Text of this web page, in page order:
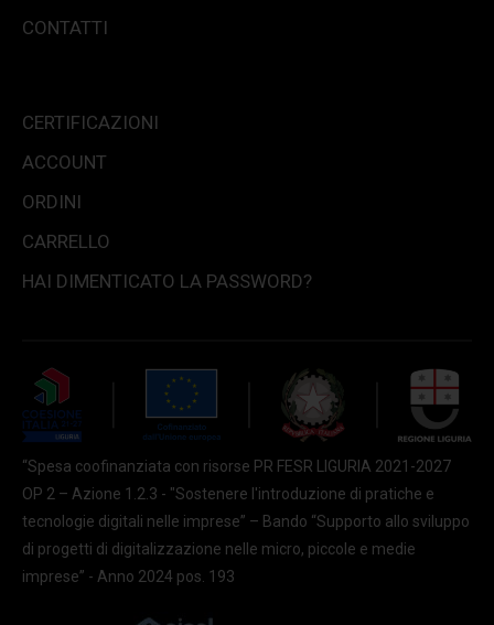
CONTATTI
CERTIFICAZIONI
ACCOUNT
ORDINI
CARRELLO
HAI DIMENTICATO LA PASSWORD?
“Spesa coofinanziata con risorse PR FESR LIGURIA 2021-2027
OP 2 – Azione 1.2.3 - "Sostenere l'introduzione di pratiche e
tecnologie digitali nelle imprese” – Bando “Supporto allo sviluppo
di progetti di digitalizzazione nelle micro, piccole e medie
imprese” - Anno 2024 pos. 193